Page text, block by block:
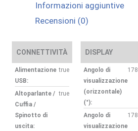
Informazioni aggiuntive
Recensioni (0)
CONNETTIVITÀ
Alimentazione
USB:
true
Altoparlante /
Cuffia /
Spinotto di
uscita:
true
DISPLAY
Angolo di
visualizzazione
(orizzontale)
(°):
178
Angolo di
visualizzazione
178